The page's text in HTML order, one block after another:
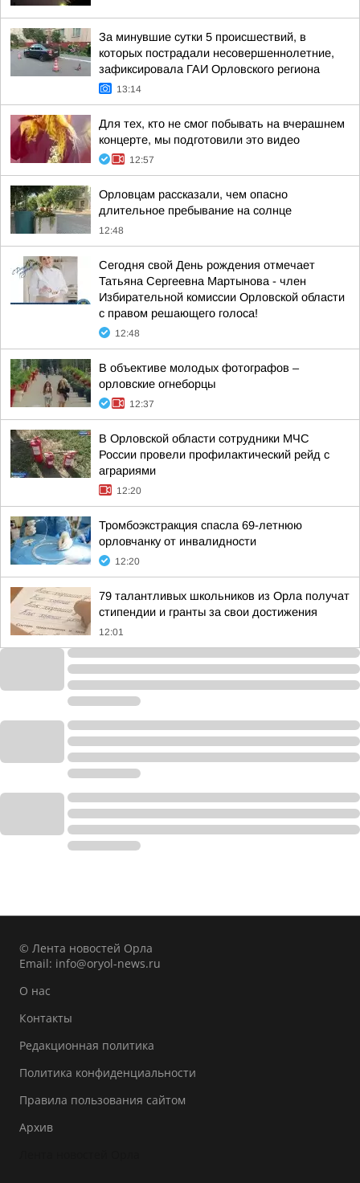
За минувшие сутки 5 происшествий, в
которых пострадали несовершеннолетние,
зафиксировала ГАИ Орловского региона
13:14
Для тех, кто не смог побывать на вчерашнем
концерте, мы подготовили это видео
12:57
Орловцам рассказали, чем опасно
длительное пребывание на солнце
12:48
Сегодня свой День рождения отмечает
Татьяна Сергеевна Мартынова - член
Избирательной комиссии Орловской области
с правом решающего голоса!
12:48
В объективе молодых фотографов –
орловские огнеборцы
12:37
В Орловской области сотрудники МЧС
России провели профилактический рейд с
аграриями
12:20
Тромбоэкстракция спасла 69-летнюю
орловчанку от инвалидности
12:20
79 талантливых школьников из Орла получат
стипендии и гранты за свои достижения
12:01
© Лента новостей Орла
Email: info@oryol-news.ru
О нас
Контакты
Редакционная политика
Политика конфиденциальности
Правила пользования сайтом
Архив